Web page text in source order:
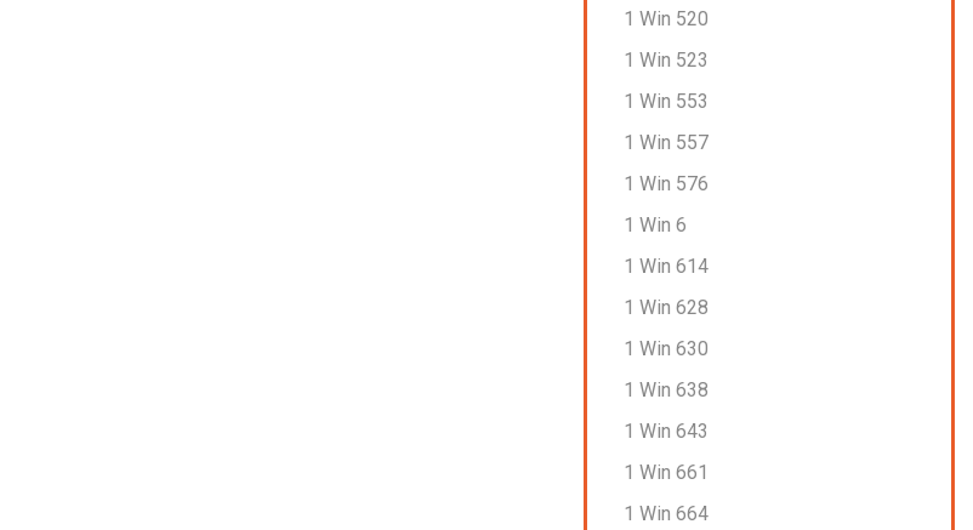
1 Win 520
1 Win 523
1 Win 553
1 Win 557
1 Win 576
1 Win 6
1 Win 614
1 Win 628
1 Win 630
1 Win 638
1 Win 643
1 Win 661
1 Win 664